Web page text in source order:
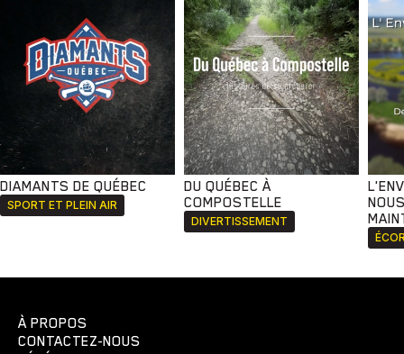
DIAMANTS DE QUÉBEC
SPORT ET PLEIN AIR
DU QUÉBEC À
COMPOSTELLE
DIVERTISSEMENT
À PROPOS
CONTACTEZ-NOUS